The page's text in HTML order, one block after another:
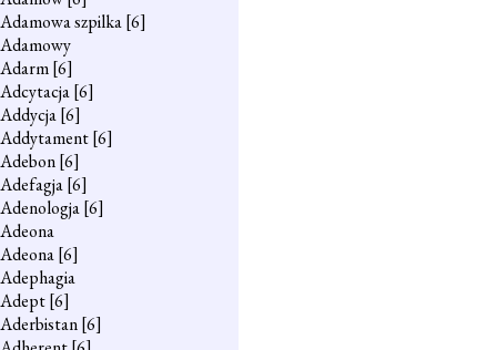
Adamowa szpilka[6]
Adamowy
Adarm[6]
Adcytacja[6]
Addycja[6]
Addytament[6]
Adebon[6]
Adefagja[6]
Adenologja[6]
Adeona
Adeona[6]
Adephagia
Adept[6]
Aderbistan[6]